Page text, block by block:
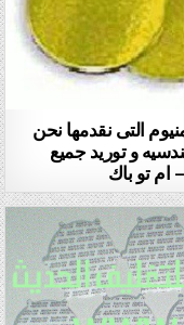
التى نقدمها نحن
و توريد جميع
ام تو باك